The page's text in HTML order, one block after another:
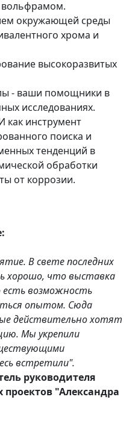
окружающей среды
хрома и
высокоразвитых
- ваши помощники в
исследованиях.
инструмент
поиска и
тенденций в
обработки
от коррозии.
В свете последних
хорошо, что выставка
возможность
опытом. Сюда
действительно хотят
Мы укрепили
встретили".
руководителя
"Александра